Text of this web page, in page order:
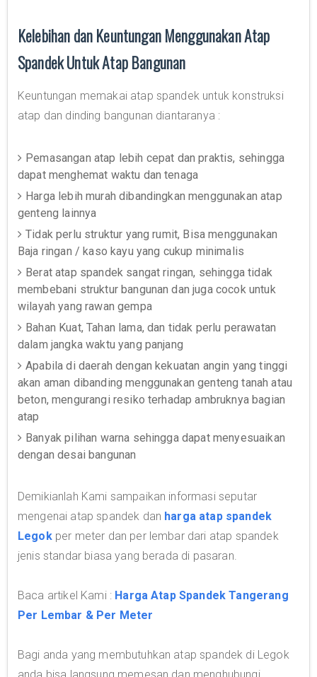
Kelebihan dan Keuntungan Menggunakan Atap
Spandek Untuk Atap Bangunan
Keuntungan memakai atap spandek untuk konstruksi
atap dan dinding bangunan diantaranya :
Pemasangan atap lebih cepat dan praktis, sehingga
dapat menghemat waktu dan tenaga
Harga lebih murah dibandingkan menggunakan atap
genteng lainnya
Tidak perlu struktur yang rumit, Bisa menggunakan
Baja ringan / kaso kayu yang cukup minimalis
Berat atap spandek sangat ringan, sehingga tidak
membebani struktur bangunan dan juga cocok untuk
wilayah yang rawan gempa
Bahan Kuat, Tahan lama, dan tidak perlu perawatan
dalam jangka waktu yang panjang
Apabila di daerah dengan kekuatan angin yang tinggi
akan aman dibanding menggunakan genteng tanah atau
beton, mengurangi resiko terhadap ambruknya bagian
atap
Banyak pilihan warna sehingga dapat menyesuaikan
dengan desai bangunan
Demikianlah Kami sampaikan informasi seputar
mengenai atap spandek dan harga atap spandek
Legokper meter dan per lembar dari atap spandek
jenis standar biasa yang berada di pasaran.
Baca artikel Kami : Harga Atap Spandek Tangerang
Per Lembar & Per Meter
Bagi anda yang membutuhkan atap spandek di Legok